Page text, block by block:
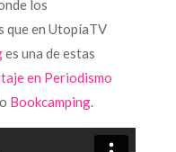
los
que en UtopíaTV
es una de estas
en Periodismo
Bookcamping.